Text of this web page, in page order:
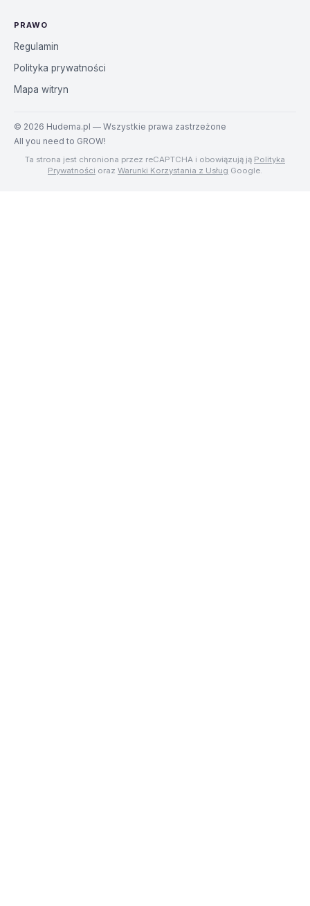
PRAWO
Regulamin
Polityka prywatności
Mapa witryn
© 2026 Hudema.pl — Wszystkie prawa zastrzeżone
All you need to GROW!
Ta strona jest chroniona przez reCAPTCHA i obowiązują ją Polityka
Prywatności oraz Warunki Korzystania z Usług Google.